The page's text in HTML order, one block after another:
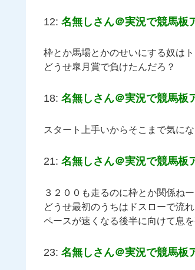
12: 名無しさん＠実況で競馬板
枠とか馬場とかのせいにする奴はト
どうせ皐月賞で負けたんだろ？
18: 名無しさん＠実況で競馬板
スタート上手いからそこまで気に
21: 名無しさん＠実況で競馬板
３２００も走るのに枠とか関係ね
どうせ最初のうちはドスローで流
ペースが速くなる後半に向けて息
23: 名無しさん＠実況で競馬板